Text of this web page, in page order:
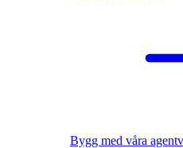
Bygg med våra